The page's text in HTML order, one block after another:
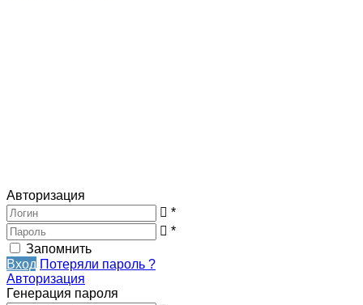
Авторизация
*
*
Запомнить
Вход Потеряли пароль ?
Авторизация
Генерация пароля